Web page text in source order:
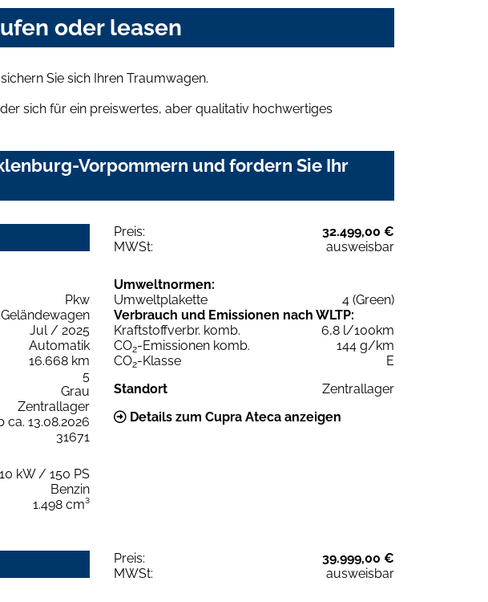
oder leasen
Sie sich Ihren Traumwagen.
sich für ein preiswertes, aber qualitativ hochwertiges
Vorpommern und fordern Sie Ihr
Preis:
32.499,00 €
MWSt:
ausweisbar
Pkw
Geländewagen
Jul / 2025
Automatik
16.668 km
5
Grau
Zentrallager
ca. 13.08.2026
31671
kW / 150 PS
Benzin
1.498 cm³
Umweltnormen:
Umweltplakette
4 (Green)
Verbrauch und Emissionen nach WLTP:
Kraftstoffverbr. komb.
6,8 l/100km
CO2-Emissionen komb.
144 g/km
CO2-Klasse
E
Standort
Zentrallager
Details zum Cupra Ateca anzeigen
Preis:
39.999,00 €
MWSt:
ausweisbar